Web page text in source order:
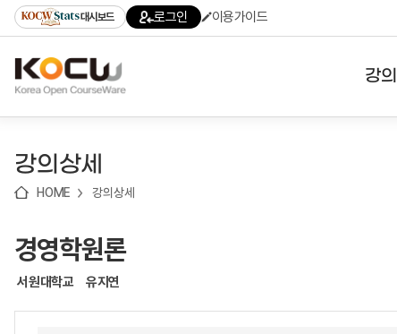
기
기
기
content)
가
대시보드 로그인 이용가이드
강
강의상세
HOME 강의상세
경영학원론
서원대학교 유지연